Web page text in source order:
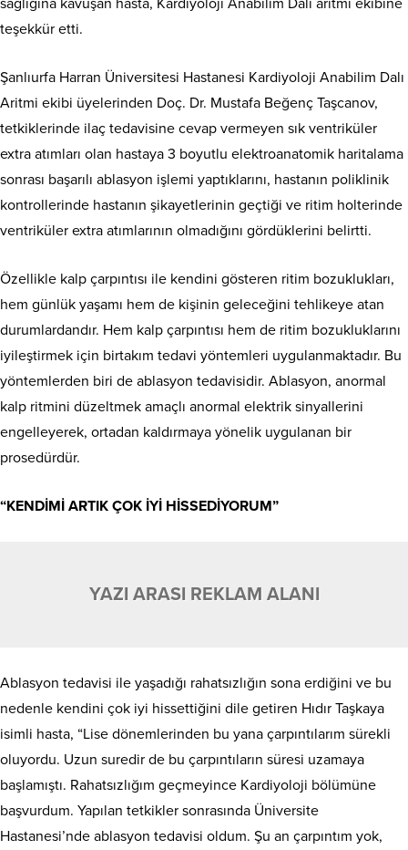
teşekkür etti.
Şanlıurfa Harran Üniversitesi Hastanesi Kardiyoloji Anabilim Dalı
Aritmi ekibi üyelerinden Doç. Dr. Mustafa Beğenç Taşcanov,
tetkiklerinde ilaç tedavisine cevap vermeyen sık ventriküler
extra atımları olan hastaya 3 boyutlu elektroanatomik haritalama
sonrası başarılı ablasyon işlemi yaptıklarını, hastanın poliklinik
kontrollerinde hastanın şikayetlerinin geçtiği ve ritim holterinde
ventriküler extra atımlarının olmadığını gördüklerini belirtti.
Özellikle kalp çarpıntısı ile kendini gösteren ritim bozuklukları,
hem günlük yaşamı hem de kişinin geleceğini tehlikeye atan
durumlardandır. Hem kalp çarpıntısı hem de ritim bozukluklarını
iyileştirmek için birtakım tedavi yöntemleri uygulanmaktadır. Bu
yöntemlerden biri de ablasyon tedavisidir. Ablasyon, anormal
kalp ritmini düzeltmek amaçlı anormal elektrik sinyallerini
engelleyerek, ortadan kaldırmaya yönelik uygulanan bir
prosedürdür.
“KENDİMİ ARTIK ÇOK İYİ HİSSEDİYORUM”
YAZI ARASI REKLAM ALANI
Ablasyon tedavisi ile yaşadığı rahatsızlığın sona erdiğini ve bu
nedenle kendini çok iyi hissettiğini dile getiren Hıdır Taşkaya
isimli hasta, “Lise dönemlerinden bu yana çarpıntılarım sürekli
oluyordu. Uzun suredir de bu çarpıntıların süresi uzamaya
başlamıştı. Rahatsızlığım geçmeyince Kardiyoloji bölümüne
başvurdum. Yapılan tetkikler sonrasında Üniversite
Hastanesi’nde ablasyon tedavisi oldum. Şu an çarpıntım yok,